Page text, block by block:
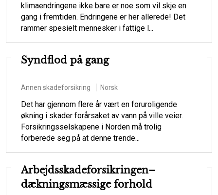
klimaendringene ikke bare er noe som vil skje en
gang i fremtiden. Endringene er her allerede! Det
rammer spesielt mennesker i fattige l...
Syndflod på gang
Annen skadeforsikring Norsk
Det har gjennom flere år vært en foruroligende
økning i skader forårsaket av vann på ville veier.
Forsikringsselskapene i Norden må trolig
forberede seg på at denne trende...
Arbejdsskadeforsikringen–
dækningsmæssige forhold